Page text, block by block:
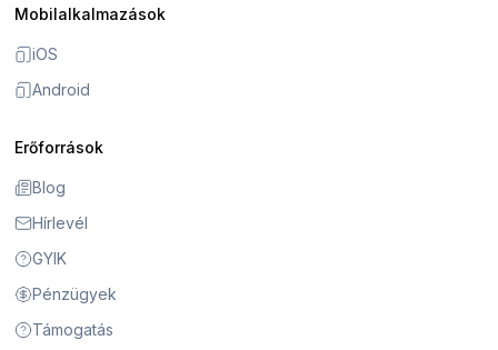
Mobilalkalmazások
iOS
Android
Erőforrások
Blog
Hírlevél
GYIK
Pénzügyek
Támogatás